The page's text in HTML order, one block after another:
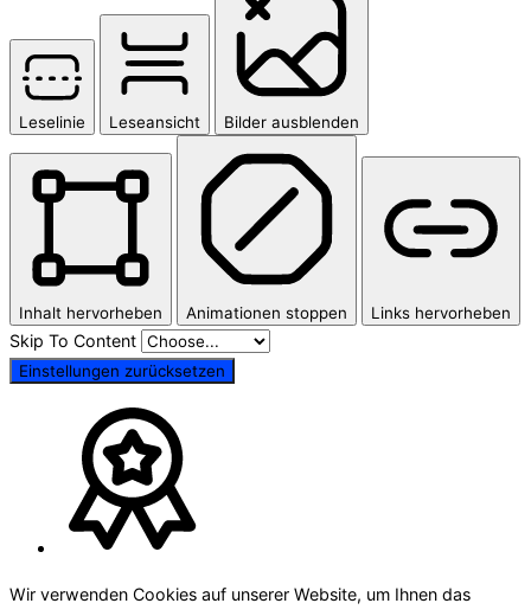
Leselinie Leseansicht Bilder ausblenden
Inhalt hervorheben Animationen stoppen Links hervorheben
Skip To Content
Einstellungen zurücksetzen
Wir verwenden Cookies auf unserer Website, um Ihnen das